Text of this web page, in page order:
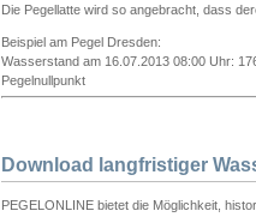
Die Pegellatte wird so angebracht, dass
Beispiel am Pegel Dresden:
Wasserstand am 16.07.2013 08:00 Uhr:
Pegelnullpunkt
Download langfristiger
PEGELONLINE bietet die Möglichkeit,